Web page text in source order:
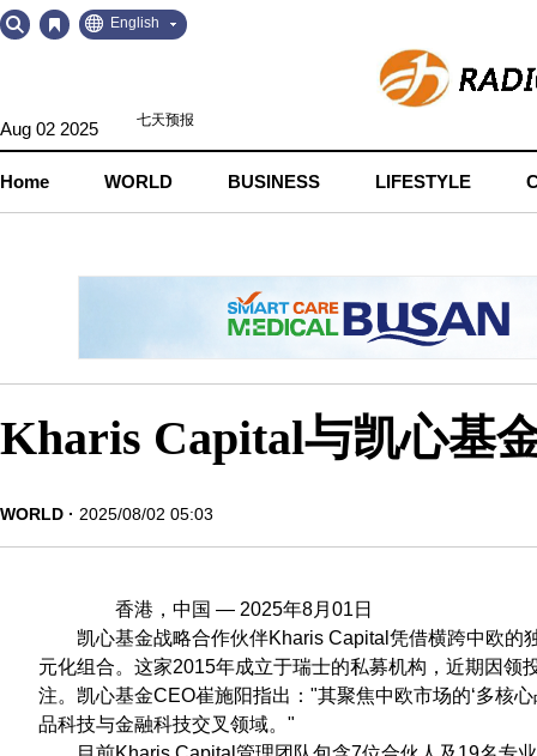
Go
to
Go
to
English
Aug 02 2025
Home WORLD BUSINESS LIFESTYLE
Kharis Capital与凯心基
WORLD 2025/08/02 05:03
香港，中国 — 2025年8月01日
凯心基金战略合作伙伴Kharis Capital凭借横跨中欧的
元化组合。这家2015年成立于瑞士的私募机构，近期因领
注。凯心基金CEO崔施阳指出："其聚焦中欧市场的‘多核
品科技与金融科技交叉领域。"